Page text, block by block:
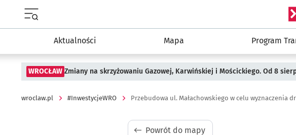
Aktualności Mapa Program
WROCŁAW Zmiany na skrzyżowaniu Gazowej, Karwińskiej i Mościckiego. Od 8
wroclaw.pl #InwestycjeWRO
Powrót do mapy